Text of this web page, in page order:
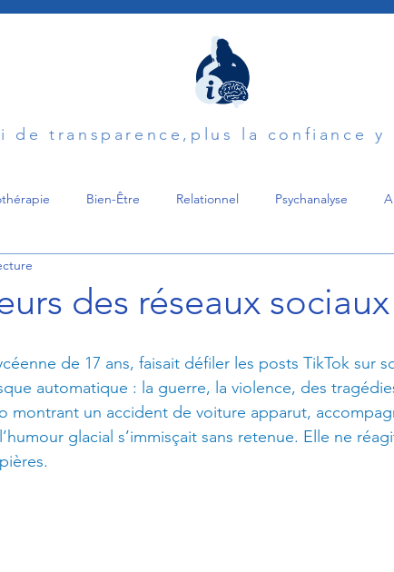
de transparence,plus la confiance
Bien-Être Relationnel Psychanalyse
Pensées Intrusives Trouble Anxieux TOC
des réseaux sociaux
de 17 ans, faisait défiler les posts TikTok sur
automatique : la guerre, la violence, des
montrant un accident de voiture apparut,
glacial s’immisçait sans retenue. Elle ne